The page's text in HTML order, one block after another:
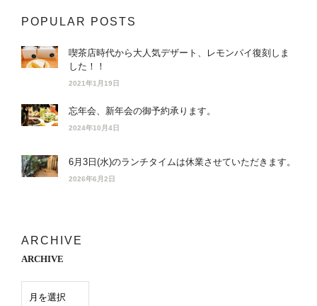
POPULAR POSTS
喫茶店時代から大人気デザート、レモンパイ復刻しま
した！！
2021年1月19日
忘年会、新年会の御予約承ります。
2024年10月4日
6月3日(水)のランチタイムは休業させていただきます。
2026年6月2日
ARCHIVE
ARCHIVE